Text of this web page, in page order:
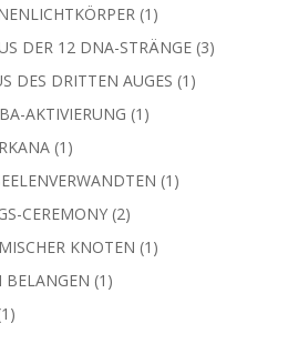
1 1
Produkt
DER 12 DNA-STRÄNGE 33
DES DRITTEN AUGES 1 1
AKTIVIERUNG 1 1
1 1
Produkt
1 1
CEREMONY 22
Produkte
KNOTEN 1 1
BELANGEN 1 1
1 1